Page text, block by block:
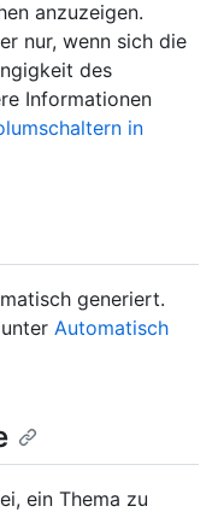
anzuzeigen.
nur, wenn sich die
des
Informationen
in
generiert.
Automatisch
ein Thema zu